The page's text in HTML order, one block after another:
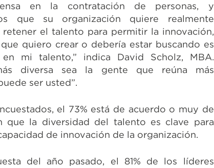
en la contratación de personas, y
que su organización quiere realmente
el talento para permitir la innovación,
quiero crear o debería estar buscando es
en mi talento,” indica David Scholz, MBA.
diversa sea la gente que reúna más
ser usted”.
el 73% está de acuerdo o muy de
que la diversidad del talento es clave para
de innovación de la organización.
del año pasado, el 81% de los líderes